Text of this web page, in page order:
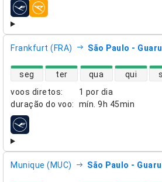
companhias aéreas
Frankfurt (FRA) São Paulo -
voos diretos:
1 por dia
duração do voo: mín. 9h 45min
disponibilidade de voos diretos
seg ter qua qui
companhias aéreas
Munique (MUC) São Paulo -